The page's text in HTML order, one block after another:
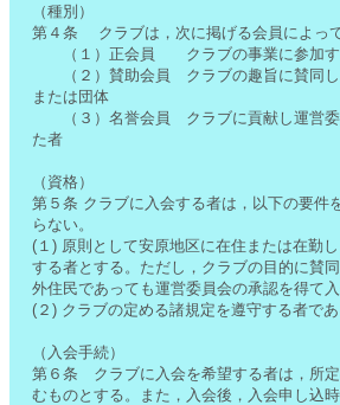
（種別）
第４条 クラブは，次に掲げる会員によって
（１）正会員 クラブの事業に参加す
（２）賛助会員 クラブの趣旨に賛同し
または団体
（３）名誉会員 クラブに貢献し運営委
た者
（資格）
第５条 クラブに入会する者は，以下の要件
らない。
(１) 原則として安原地区に在住または在勤
する者とする。ただし，クラブの目的に賛
外住民であっても運営委員会の承認を得て
(２) クラブの定める諸規定を遵守する者であ
（入会手続）
第６条 クラブに入会を希望する者は，所
むものとする。また，入会後，入会申し込